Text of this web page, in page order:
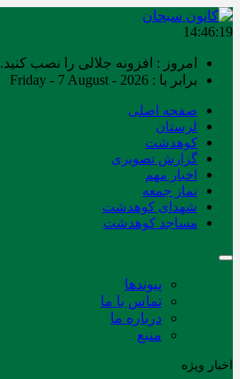
14:46:20
امروز : افزونه جلالی را نصب کنید.
برابر با : Friday - 7 August - 2026
صفحه اصلی
لرستان
کوهدشت
گزارش تصویری
اخبار مهم
نماز جمعه
شهدای کوهدشت
مساجد کوهدشت
پیوندها
تماس با ما
درباره ما
منبع
اخبار ویژه